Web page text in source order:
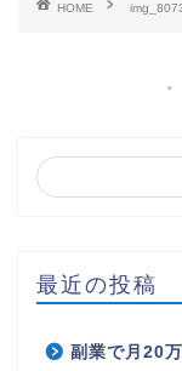
HOME
最近の投稿
副業で月20